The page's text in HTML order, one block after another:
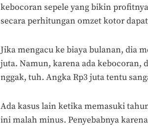
kebocoran sepele yang bikin
secara perhitungan omzet kotor
Jika mengacu ke biaya bulanan, dia
juta. Namun, karena ada kebocoran,
nggak, tuh. Angka Rp3 juta tentu
Ada kasus lain ketika memasuki
ini malah minus. Penyebabnya